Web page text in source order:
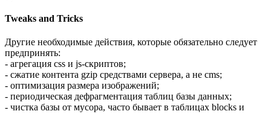
Tweaks and Tricks
Другие необходимые действия, которые обязательно следует
предпринять:
- агрегация css и js-скриптов;
- сжатие контента gzip средствами сервера, а не cms;
- оптимизация размера изображений;
- периодическая дефрагментация таблиц базы данных;
- чистка базы от мусора, часто бывает в таблицах blocks и